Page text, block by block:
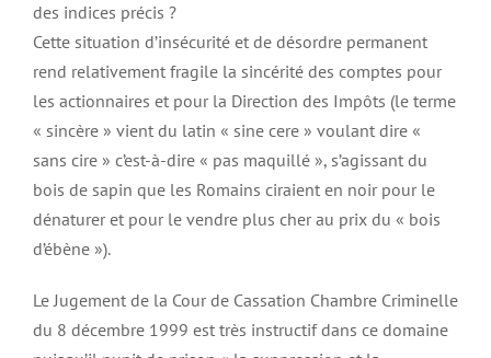
des indices précis ?
Cette situation d’insécurité et de désordre permanent
rend relativement fragile la sincérité des comptes pour
les actionnaires et pour la Direction des Impôts (le terme
« sincère » vient du latin « sine cere » voulant dire «
sans cire » c’est-à-dire « pas maquillé », s’agissant du
bois de sapin que les Romains ciraient en noir pour le
dénaturer et pour le vendre plus cher au prix du « bois
d’ébène »).
Le Jugement de la Cour de Cassation Chambre Criminelle
du 8 décembre 1999 est très instructif dans ce domaine